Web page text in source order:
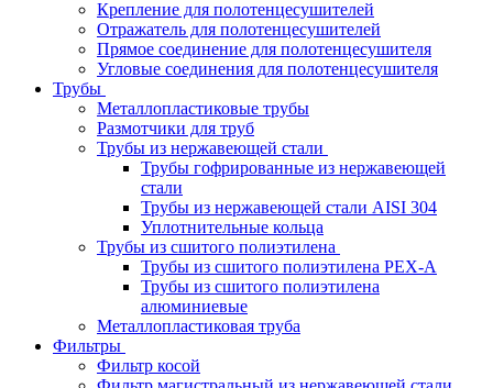
Крепление для полотенцесушителей
Отражатель для полотенцесушителей
Прямое соединение для полотенцесушителя
Угловые соединения для полотенцесушителя
Трубы
Металлопластиковые трубы
Размотчики для труб
Трубы из нержавеющей стали
Трубы гофрированные из нержавеющей
стали
Трубы из нержавеющей стали AISI 304
Уплотнительные кольца
Трубы из сшитого полиэтилена
Трубы из сшитого полиэтилена PEX-A
Трубы из сшитого полиэтилена
алюминиевые
Металлопластиковая труба
Фильтры
Фильтр косой